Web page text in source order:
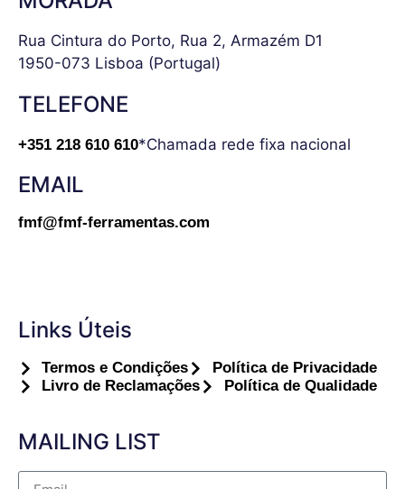
Rua Cintura do Porto, Rua 2, Armazém D1
1950-073 Lisboa (Portugal)
TELEFONE
+351 218 610 610*Chamada rede fixa nacional
EMAIL
fmf@fmf-ferramentas.com
Links Úteis
Termos e Condições
Política de Privacidade
Livro de Reclamações
Política de Qualidade
MAILING LIST